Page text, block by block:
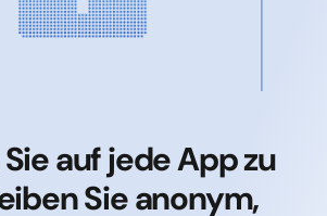
auf jede App zu
Sie anonym,